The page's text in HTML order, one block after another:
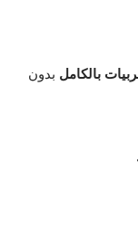
بالكامل بدون